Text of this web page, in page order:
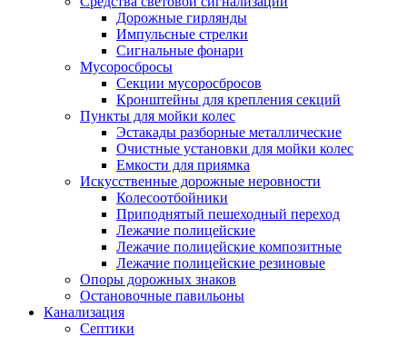
Дорожные гирлянды
Импульсные стрелки
Сигнальные фонари
Мусоросбросы
Секции мусоросбросов
Кронштейны для крепления секций
Пункты для мойки колес
Эстакады разборные металлические
Очистные установки для мойки колес
Емкости для приямка
Искусственные дорожные неровности
Колесоотбойники
Приподнятый пешеходный переход
Лежачие полицейские
Лежачие полицейские композитные
Лежачие полицейские резиновые
Опоры дорожных знаков
Остановочные павильоны
Канализация
Септики